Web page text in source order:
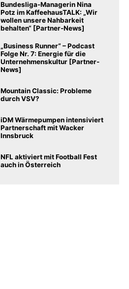
Bundesliga-Managerin Nina
Potz im KaffeehausTALK: „Wir
wollen unsere Nahbarkeit
behalten“ [Partner-News]
„Business Runner“ – Podcast
Folge Nr. 7: Energie für die
Unternehmenskultur [Partner-
News]
Mountain Classic: Probleme
durch VSV?
iDM Wärmepumpen intensiviert
Partnerschaft mit Wacker
Innsbruck
NFL aktiviert mit Football Fest
auch in Österreich